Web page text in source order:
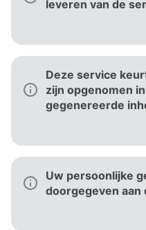
leveren van de
Deze service
zijn opgenomen
gegenereerde
Uw persoonlijke
doorgegeven aan